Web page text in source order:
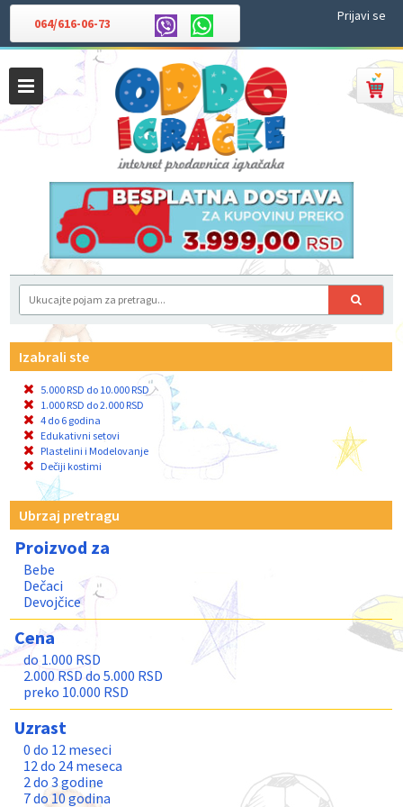
064/616-06-73 Prijavi se
Izabrali ste
5.000 RSD do 10.000 RSD
1.000 RSD do 2.000 RSD
4 do 6 godina
Edukativni setovi
Plastelini i Modelovanje
Dečiji kostimi
Ubrzaj pretragu
Proizvod za
Bebe
Dečaci
Devojčice
Cena
do 1.000 RSD
2.000 RSD do 5.000 RSD
preko 10.000 RSD
Uzrast
0 do 12 meseci
12 do 24 meseca
2 do 3 godine
7 do 10 godina